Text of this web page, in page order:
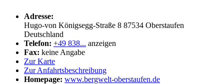
Adresse:
Hugo-von Königsegg-Straße 8 87534 Oberstaufen
Deutschland
Telefon: +49 838... anzeigen
Fax: keine Angabe
Zur Karte
Zur Anfahrtsbeschreibung
Homepage: www.bergwelt-oberstaufen.de